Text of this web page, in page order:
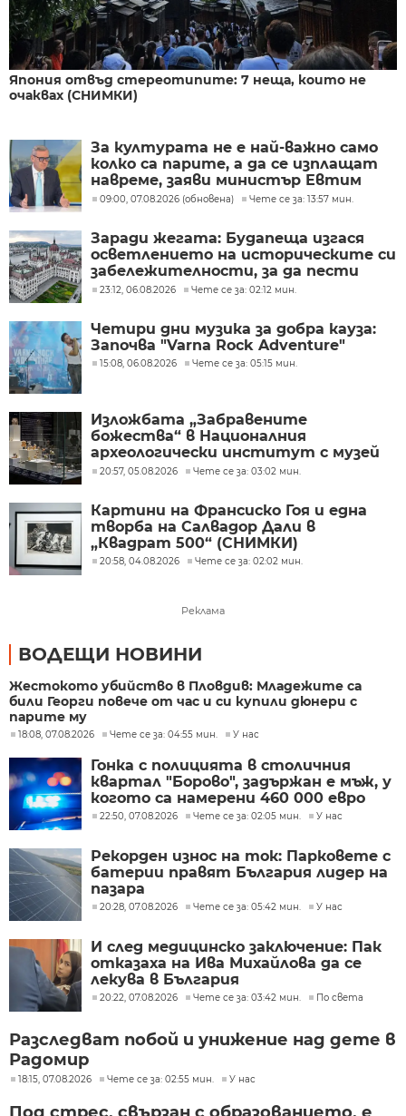
Япония отвъд стереотипите: 7 неща, които не
очаквах (СНИМКИ)
За културата не е най-важно само
колко са парите, а да се изплащат
навреме, заяви министър Евтим
Милошев
09:00, 07.08.2026 (обновена) Чете се за: 13:57 мин.
Заради жегата: Будапеща изгася
осветлението на историческите си
забележителности, за да пести
енергия
23:12, 06.08.2026 Чете се за: 02:12 мин.
Четири дни музика за добра кауза:
Започва "Varna Rock Adventure"
15:08, 06.08.2026 Чете се за: 05:15 мин.
Изложбата „Забравените
божества“ в Националния
археологически институт с музей
при БАН
20:57, 05.08.2026 Чете се за: 03:02 мин.
Картини на Франсиско Гоя и една
творба на Салвадор Дали в
„Квадрат 500“ (СНИМКИ)
20:58, 04.08.2026 Чете се за: 02:02 мин.
Реклама
ВОДЕЩИ НОВИНИ
Жестокото убийство в Пловдив: Младежите са
били Георги повече от час и си купили дюнери с
парите му
18:08, 07.08.2026 Чете се за: 04:55 мин. У нас
Гонка с полицията в столичния
квартал "Борово", задържан е мъж, у
когото са намерени 460 000 евро
22:50, 07.08.2026 Чете се за: 02:05 мин. У нас
Рекорден износ на ток: Парковете с
батерии правят България лидер на
пазара
20:28, 07.08.2026 Чете се за: 05:42 мин. У нас
И след медицинско заключение: Пак
отказаха на Ива Михайлова да се
лекува в България
20:22, 07.08.2026 Чете се за: 03:42 мин. По света
Разследват побой и унижение над дете в
Радомир
18:15, 07.08.2026 Чете се за: 02:55 мин. У нас